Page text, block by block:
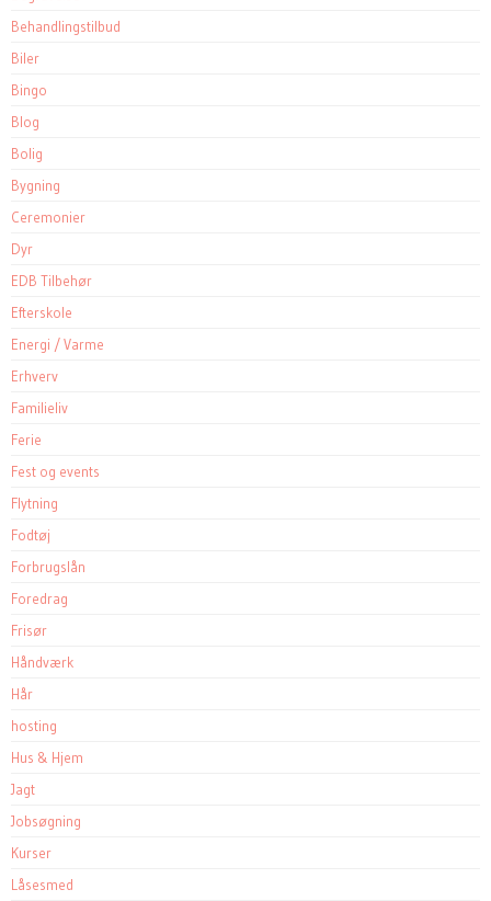
Behandlingstilbud
Biler
Bingo
Blog
Bolig
Bygning
Ceremonier
Dyr
EDB Tilbehør
Efterskole
Energi / Varme
Erhverv
Familieliv
Ferie
Fest og events
Flytning
Fodtøj
Forbrugslån
Foredrag
Frisør
Håndværk
Hår
hosting
Hus & Hjem
Jagt
Jobsøgning
Kurser
Låsesmed